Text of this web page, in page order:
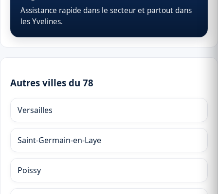
Assistance rapide dans le secteur et partout dans
les Yvelines.
Autres villes du 78
Versailles
Saint-Germain-en-Laye
Poissy